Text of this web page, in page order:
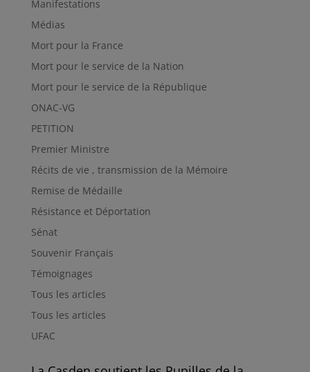
Manifestations
Médias
Mort pour la France
Mort pour le service de la Nation
Mort pour le service de la République
ONAC-VG
PETITION
Premier Ministre
Récits de vie , transmission de la Mémoire
Remise de Médaille
Résistance et Déportation
Sénat
Souvenir Français
Témoignages
Tous les articles
Tous les articles
UFAC